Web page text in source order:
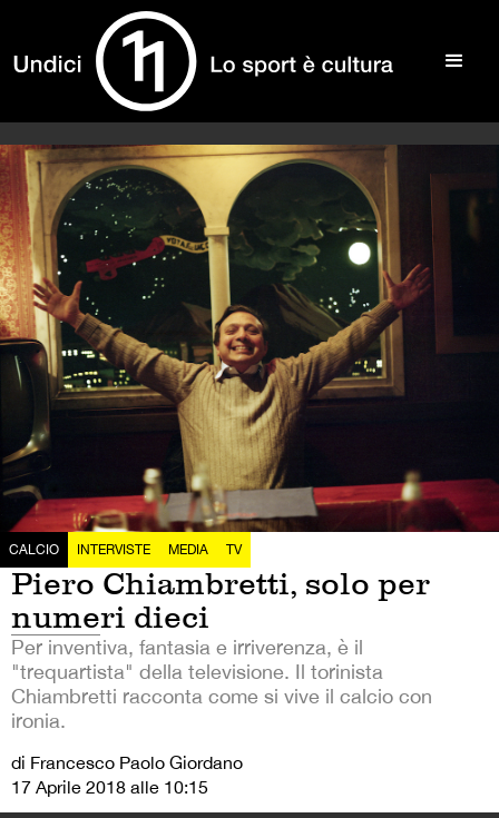
CALCIO INTERVISTE MEDIA TV
Piero Chiambretti, solo per
numeri dieci
Per inventiva, fantasia e irriverenza, è il
"trequartista" della televisione. Il torinista
Chiambretti racconta come si vive il calcio con
ironia.
di Francesco Paolo Giordano
17 Aprile 2018 alle 10:15